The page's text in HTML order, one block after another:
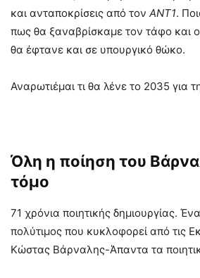
και ανταποκρίσεις από τον ANT1.
πως θα ξαναβρίσκαμε τον τάφο και
θα έφτανε και σε υπουργικό θώκο.
Αναρωτιέμαι τι θα λένε το 2035 για
Όλη η ποίηση του
τόμο
71 χρόνια ποιητικής δημιουργίας.
πολύτιμος που κυκλοφορεί από τις
Κώστας Βάρναλης-Άπαντα τα